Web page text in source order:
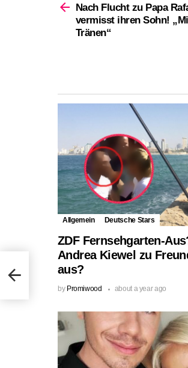
moreNach Flucht zu Papa
vermisst ihren Sohn!
Tränen“
Allgemein Deutsche Stars
ZDF Fernsehgarten-
Andrea Kiewel zu
aus?
by Promiwood about a year ago